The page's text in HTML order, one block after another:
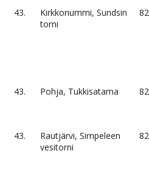
43.
Kirkkonummi, Sundsin
torni
82
43. Pohja, Tukkisatama 82
43.
Rautjärvi, Simpeleen
vesitorni
82